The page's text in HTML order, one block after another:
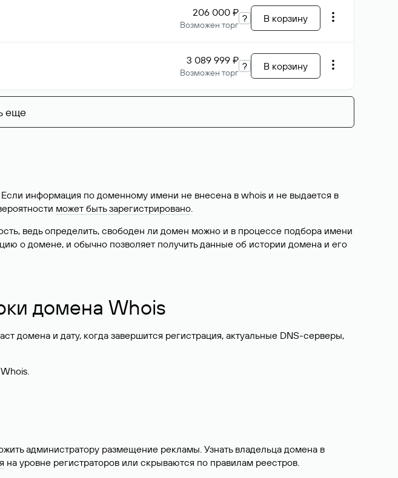
206 000 ₽
Возможен торг
? В корзину
3 089 999 ₽
Возможен торг
? В корзину
еще
информация по доменному имени не внесена в whois и не выдается в
может быть зарегистрировано.
ведь определить, свободен ли домен можно и в процессе подбора имени
о домене, и обычно позволяет получить данные об истории домена и его
домена Whois
домена и дату, когда завершится регистрация, актуальные DNS-серверы,
администратору размещение рекламы. Узнать владельца домена в
на уровне регистраторов или скрываются по правилам реестров.